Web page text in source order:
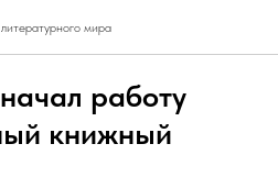
мира
работу
книжный